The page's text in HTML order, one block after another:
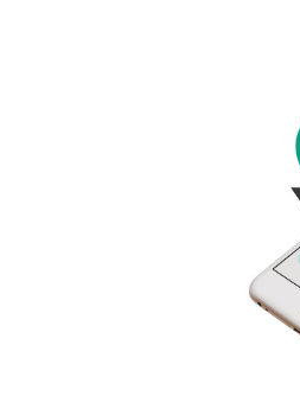
Entre em contato